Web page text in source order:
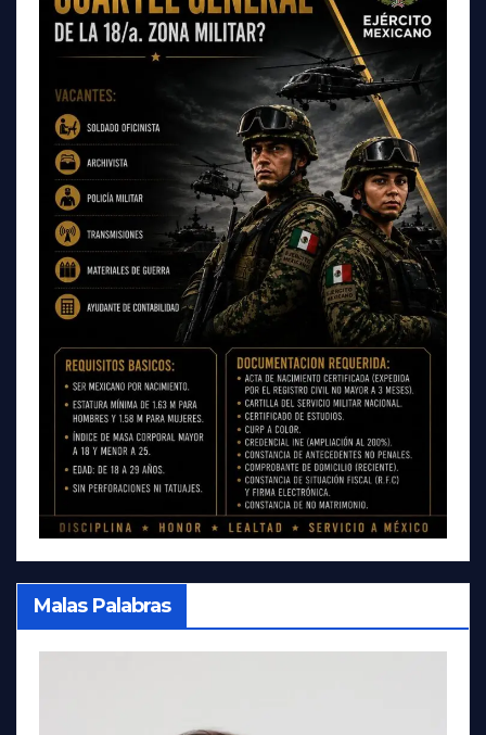
Malas Palabras